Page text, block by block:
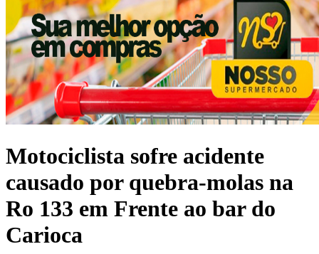
Motociclista sofre acidente
causado por quebra-molas na
Ro 133 em Frente ao bar do
Carioca